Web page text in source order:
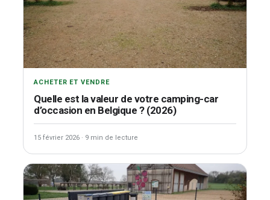
ACHETER ET VENDRE
Quelle est la valeur de votre camping-car
d’occasion en Belgique ? (2026)
15 février 2026 · 9 min de lecture